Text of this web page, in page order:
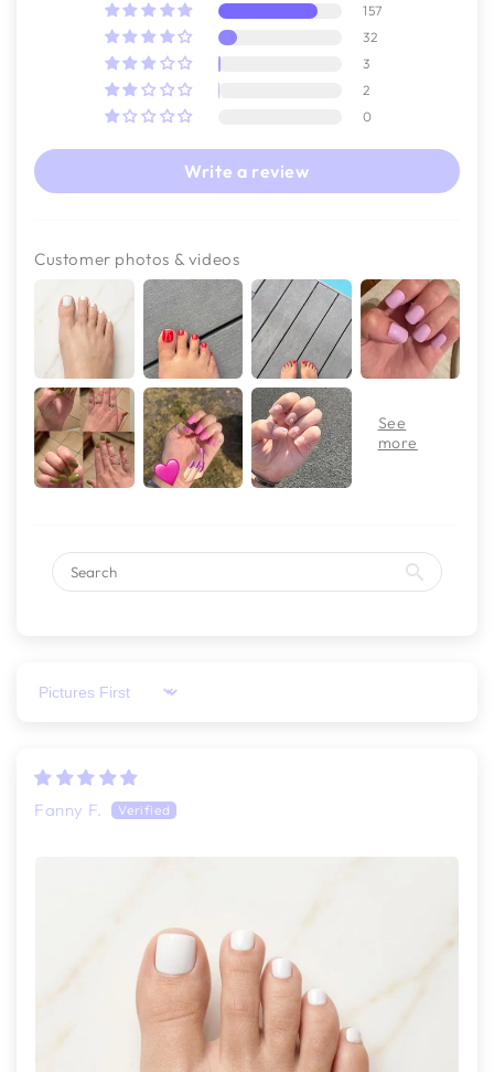
157
32
3
2
0
Write a review
Customer photos & videos
Sort by
Fanny F.